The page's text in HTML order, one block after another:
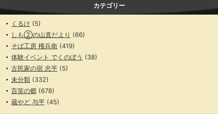
カテゴリー
くるけ (5)
しも②の山直だより (66)
そば工房 権兵衛 (419)
体験イベント でくのぼう (38)
古民家の宿 忠平 (5)
未分類 (332)
百笑の郷 (678)
蔵やど 与平 (45)